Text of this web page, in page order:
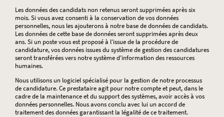
Les données des candidats non retenus seront supprimées après six
mois. Si vous avez consenti à la conservation de vos données
personnelles, nous les ajouterons à notre base de données de candidats.
Les données de cette base de données seront supprimées après deux
ans. Si un poste vous est proposé à l'issue de la procédure de
candidature, vos données issues du système de gestion des candidatures
seront transférées vers notre système d'information des ressources
humaines.
Nous utilisons un logiciel spécialisé pour la gestion de notre processus
de candidature. Ce prestataire agit pour notre compte et peut, dans le
cadre de la maintenance et du support des systèmes, avoir accès à vos
données personnelles. Nous avons conclu avec lui un accord de
traitement des données garantissant la légalité de ce traitement.